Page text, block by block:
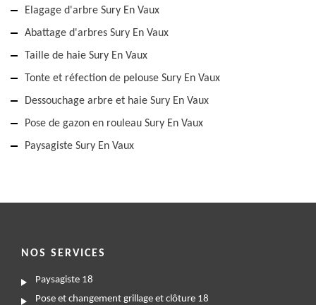
Elagage d'arbre Sury En Vaux
Abattage d'arbres Sury En Vaux
Taille de haie Sury En Vaux
Tonte et réfection de pelouse Sury En Vaux
Dessouchage arbre et haie Sury En Vaux
Pose de gazon en rouleau Sury En Vaux
Paysagiste Sury En Vaux
NOS SERVICES
Paysagiste 18
Pose et changement grillage et clôture 18